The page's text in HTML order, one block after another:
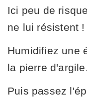
Ici peu de
ne lui résistent !
Humidifiez une
la pierre d'argile.
Puis passez